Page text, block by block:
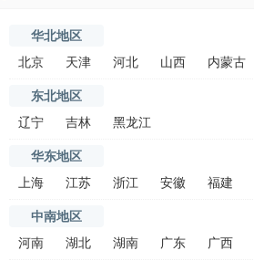
华北地区
北京
天津 河北 山西 内蒙古
东北地区
辽宁
吉林 黑龙江
华东地区
上海
江苏 浙江 安徽 福建
中南地区
河南
湖北 湖南 广东 广西